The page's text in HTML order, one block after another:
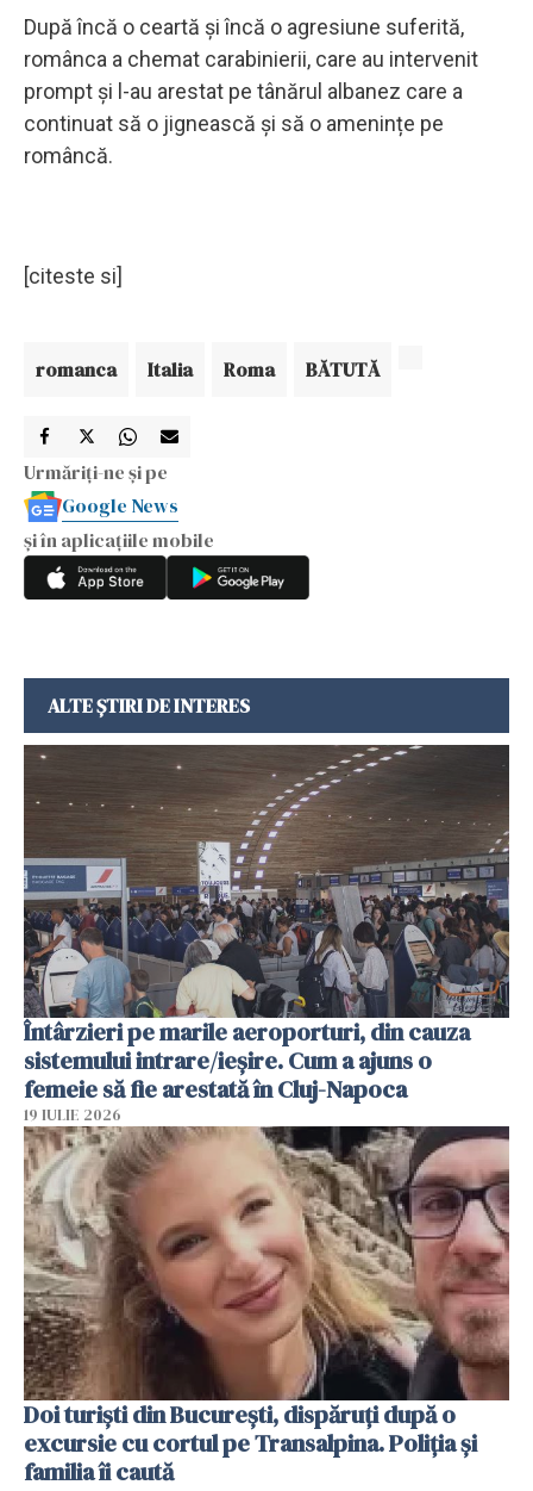
După încă o ceartă și încă o agresiune suferită,
românca a chemat carabinierii, care au intervenit
prompt și l-au arestat pe tânărul albanez care a
continuat să o jignească și să o amenințe pe
româncă.
[citeste si]
romanca Italia Roma BĂTUTĂ
Urmăriți-ne și pe
Google News
și în aplicațiile mobile
ALTE ȘTIRI DE INTERES
Întârzieri pe marile aeroporturi, din cauza
sistemului intrare/ieșire. Cum a ajuns o
femeie să fie arestată în Cluj-Napoca
19 IULIE 2026
Doi turiști din București, dispăruți după o
excursie cu cortul pe Transalpina. Poliția și
familia îi caută